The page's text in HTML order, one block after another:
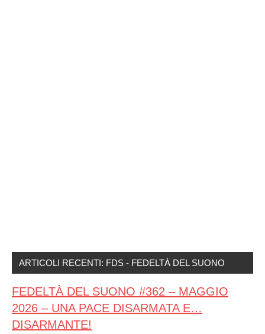
ARTICOLI RECENTI: FDS - FEDELTÀ DEL SUONO
FEDELTÀ DEL SUONO #362 – MAGGIO
2026 – UNA PACE DISARMATA E…
DISARMANTE!